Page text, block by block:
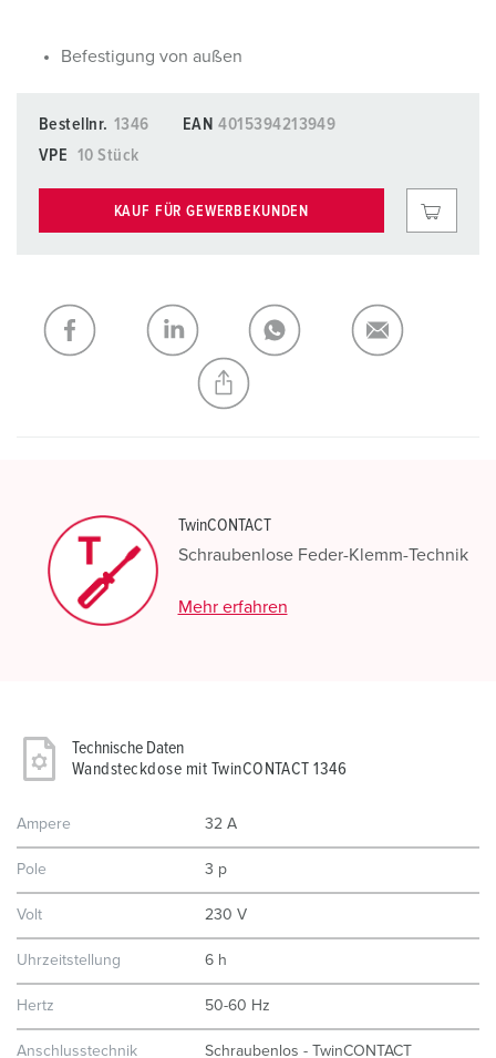
Befestigung von außen
Bestellnr. 1346 EAN 4015394213949
VPE
10 Stück
KAUF FÜR GEWERBEKUNDEN
TwinCONTACT
Schraubenlose Feder-Klemm-Technik
Mehr erfahren
Technische Daten
Wandsteckdose mit TwinCONTACT 1346
Ampere 32 A
Pole 3 p
Volt 230 V
Uhrzeitstellung 6 h
Hertz 50-60 Hz
Anschlusstechnik Schraubenlos - TwinCONTACT